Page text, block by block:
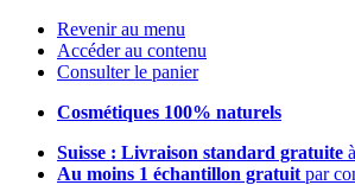
Revenir au menu
Accéder au contenu
Consulter le panier
Cosmétiques 100% naturels
Suisse : Livraison standard gratuite
Au moins 1 échantillon gratuit par